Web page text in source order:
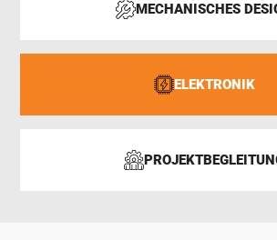
MECHANISCHES
ELEKTRONIK